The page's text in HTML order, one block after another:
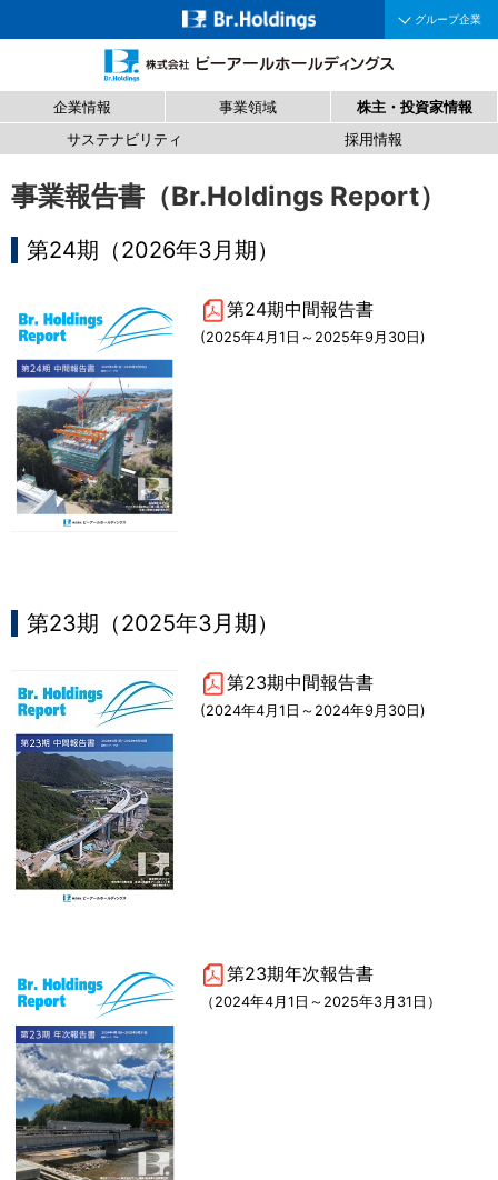
グループ企業
企業情報 事業領域
株主・投資家情報
サステナビリティ
採用情報
事業報告書（Br.Holdings Report）
第24期（2026年3月期）
第24期中間報告書
(2025年4月1日～2025年9月30日)
第23期（2025年3月期）
第23期中間報告書
(2024年4月1日～2024年9月30日)
第23期年次報告書
（2024年4月1日～2025年3月31日）